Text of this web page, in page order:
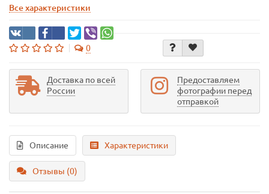
Все характеристики
0
Доставка по всей
России
Предоставляем
фотографии перед
отправкой
Описание Характеристики
Отзывы (0)